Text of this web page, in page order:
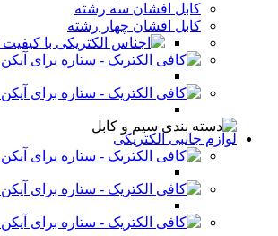
کابل افشان سه رشته
کابل افشان چهار رشته
لوازم جانبی الکتریکی